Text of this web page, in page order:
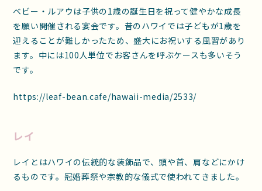
ベビー・ルアウは子供の1歳の誕生日を祝って健やかな成長
を願い開催される宴会です。昔のハワイでは子どもが1歳を
迎えることが難しかったため、盛大にお祝いする風習があり
ます。中には100人単位でお客さんを呼ぶケースも多いそう
です。
https://leaf-bean.cafe/hawaii-media/2533/
レイ
レイとはハワイの伝統的な装飾品で、頭や首、肩などにかけ
るものです。冠婚葬祭や宗教的な儀式で使われてきました。